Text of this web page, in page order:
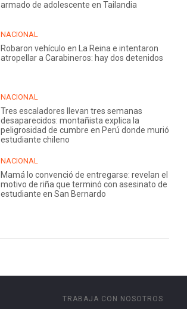
armado de adolescente en Tailandia
NACIONAL
Robaron vehículo en La Reina e intentaron
atropellar a Carabineros: hay dos detenidos
NACIONAL
Tres escaladores llevan tres semanas
desaparecidos: montañista explica la
peligrosidad de cumbre en Perú donde murió
estudiante chileno
NACIONAL
Mamá lo convenció de entregarse: revelan el
motivo de riña que terminó con asesinato de
estudiante en San Bernardo
TRABAJA CON NOSOTROS